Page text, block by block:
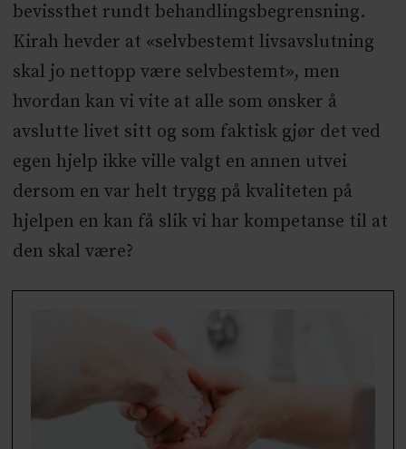
bevissthet rundt behandlingsbegrensning.
Kirah hevder at «selvbestemt livsavslutning
skal jo nettopp være selvbestemt», men
hvordan kan vi vite at alle som ønsker å
avslutte livet sitt og som faktisk gjør det ved
egen hjelp ikke ville valgt en annen utvei
dersom en var helt trygg på kvaliteten på
hjelpen en kan få slik vi har kompetanse til at
den skal være?